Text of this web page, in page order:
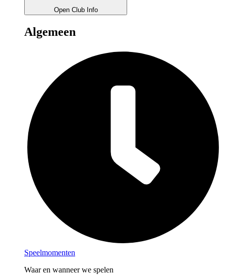
Open Club Info
Algemeen
Speelmomenten
Waar en wanneer we spelen